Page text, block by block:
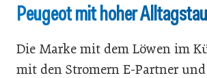
Peugeot mit hoher
Die Marke mit dem Löwen im
mit den Stromern E-Partner